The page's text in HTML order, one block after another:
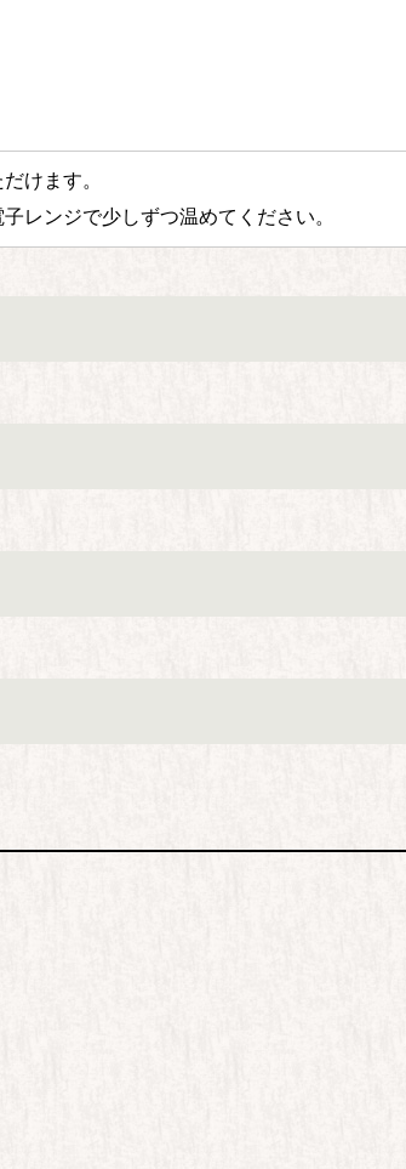
けます。
レンジで少しずつ温めてください。